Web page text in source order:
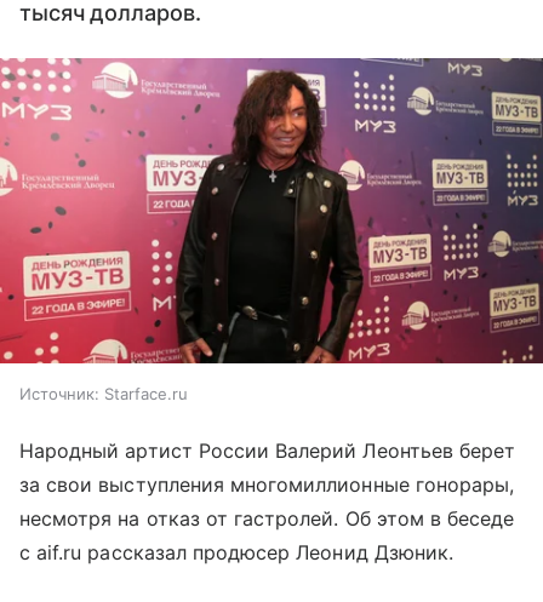
тысяч долларов.
Источник: Starface.ru
Народный артист России Валерий Леонтьев берет
за свои выступления многомиллионные гонорары,
несмотря на отказ от гастролей. Об этом в беседе
с aif.ru рассказал продюсер Леонид Дзюник.